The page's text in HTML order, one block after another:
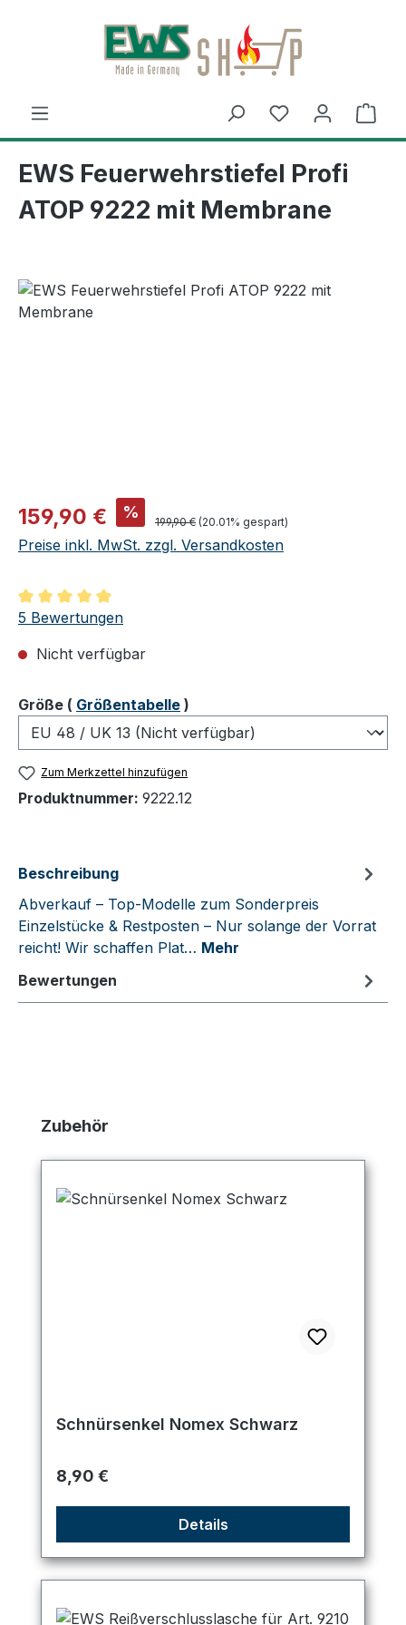
Zum Hauptinhalt springen
EWS Feuerwehrstiefel Profi
ATOP 9222 mit Membrane
Verkaufspreis:
159,90 € % Regulärer Preis:
199,90 € (20.01% gespart)
Preise inkl. MwSt. zzgl. Versandkosten
Durchschnittliche Bewertung von 5 von 5 Sternen
5 Bewertungen
Nicht verfügbar
Größeauswählen
( Größentabelle )
Zum Merkzettel hinzufügen
Produktnummer: 9222.12
Beschreibung
Abverkauf – Top-Modelle zum Sonderpreis
Einzelstücke & Restposten – Nur solange der Vorrat
reicht! Wir schaffen Plat… Mehr
Bewertungen
Produktgalerie überspringen
Zubehör
Schnürsenkel Nomex Schwarz
Regulärer Preis:
8,90 €
Details